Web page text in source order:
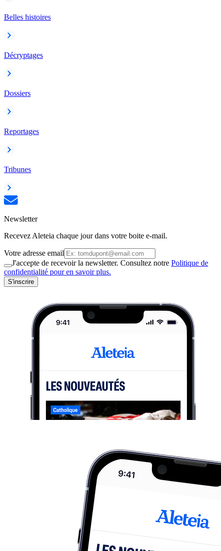
Belles histoires
Décryptages
Dossiers
Reportages
Tribunes
Newsletter
Recevez Aleteia chaque jour dans votre boite e-mail.
Votre adresse email
J'accepte de recevoir la newsletter. Consultez notre Politique de
confidentialité pour en savoir plus.
S'inscrire